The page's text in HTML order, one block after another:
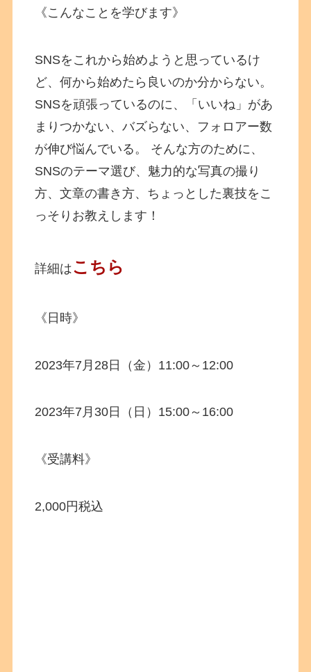
《こんなことを学びます》
SNSをこれから始めようと思っているけ
ど、何から始めたら良いのか分からない。
SNSを頑張っているのに、「いいね」があ
まりつかない、バズらない、フォロアー数
が伸び悩んでいる。 そんな方のために、
SNSのテーマ選び、魅力的な写真の撮り
方、文章の書き方、ちょっとした裏技をこ
っそりお教えします！
詳細はこちら
《日時》
2023年7月28日（金）11:00～12:00
2023年7月30日（日）15:00～16:00
《受講料》
2,000円税込